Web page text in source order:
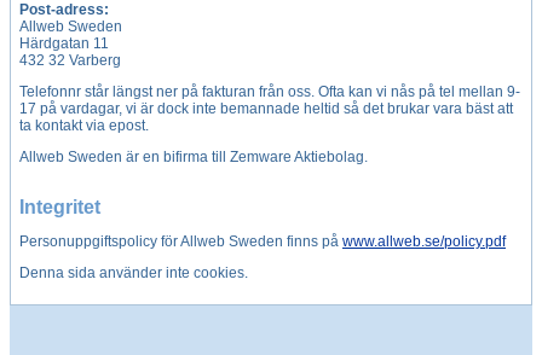
Post-adress:
Allweb Sweden
Härdgatan 11
432 32 Varberg
Telefonnr står längst ner på fakturan från oss. Ofta kan vi nås på tel mellan 9-
17 på vardagar, vi är dock inte bemannade heltid så det brukar vara bäst att
ta kontakt via epost.
Allweb Sweden är en bifirma till Zemware Aktiebolag.
Integritet
Personuppgiftspolicy för Allweb Sweden finns på www.allweb.se/policy.pdf
Denna sida använder inte cookies.